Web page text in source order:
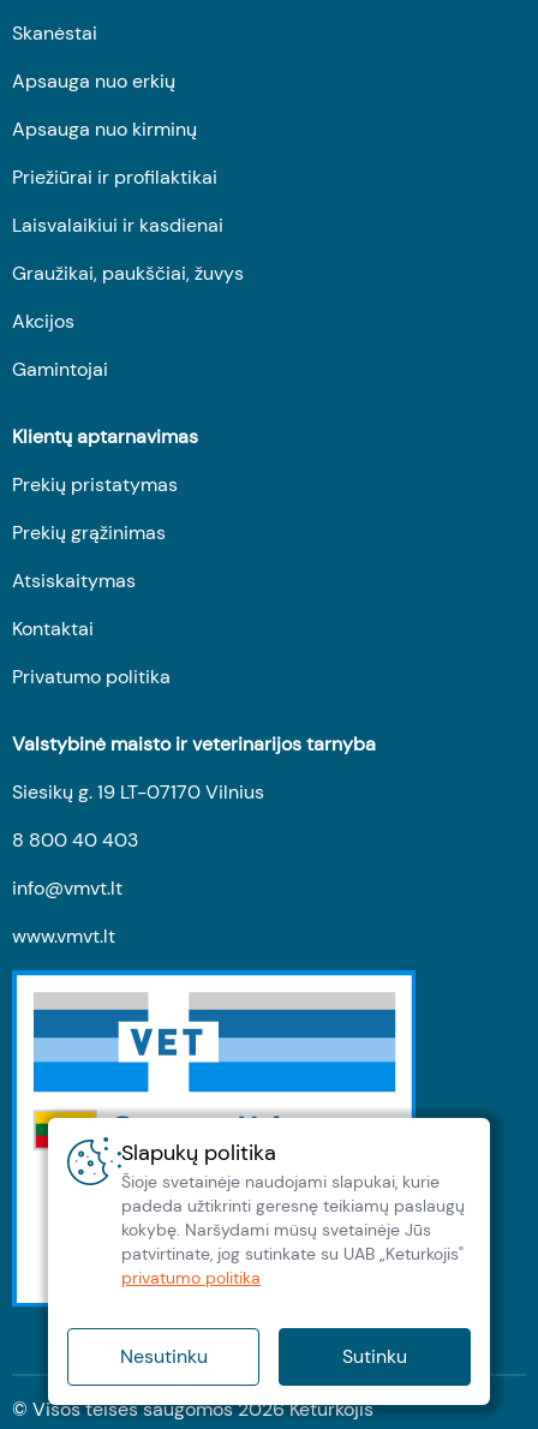
Slapukų politika
Šioje svetainėje naudojami slapukai, kurie
padeda užtikrinti geresnę teikiamų paslaugų
kokybę. Naršydami müsų svetainėje Jūs
patvirtinate, jog sutinkate su UAB „Keturkojis"
privatumo politika
Nesutinku Sutinku
Skanėstai
Apsauga nuo erkių
Apsauga nuo kirminų
Priežiūrai ir profilaktikai
Laisvalaikiui ir kasdienai
Graužikai, paukščiai, žuvys
Akcijos
Gamintojai
Klientų aptarnavimas
Prekių pristatymas
Prekių grąžinimas
Atsiskaitymas
Kontaktai
Privatumo politika
Valstybinė maisto ir veterinarijos tarnyba
Siesikų g. 19 LT-07170 Vilnius
8 800 40 403
info@vmvt.lt
www.vmvt.lt
© Visos teisės saugomos2026Keturkojis